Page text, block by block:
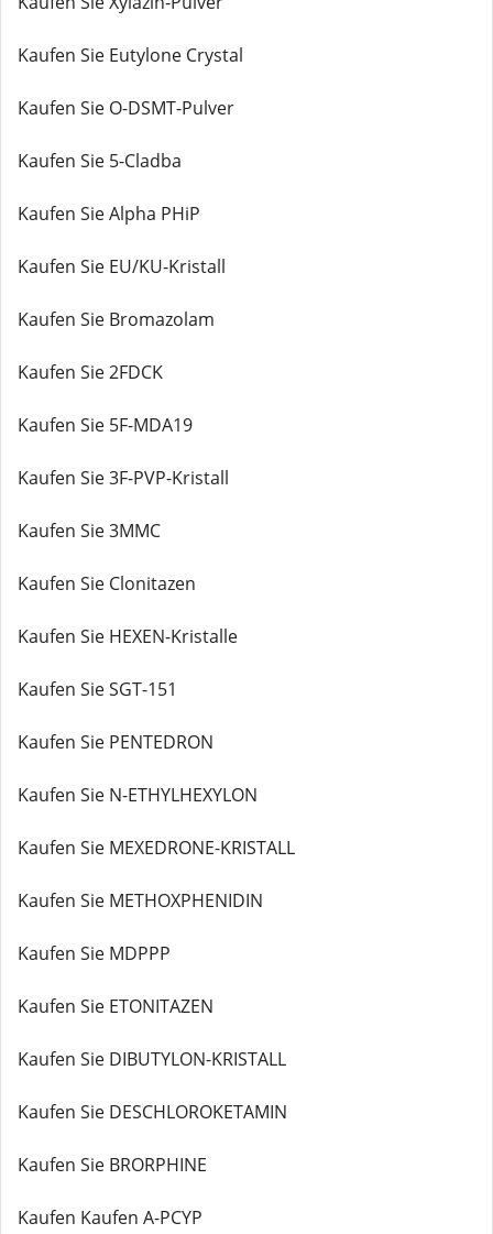
Kaufen Sie Eutylone Crystal
Kaufen Sie O-DSMT-Pulver
Kaufen Sie 5-Cladba
Kaufen Sie Alpha PHiP
Kaufen Sie EU/KU-Kristall
Kaufen Sie Bromazolam
Kaufen Sie 2FDCK
Kaufen Sie 5F-MDA19
Kaufen Sie 3F-PVP-Kristall
Kaufen Sie 3MMC
Kaufen Sie Clonitazen
Kaufen Sie HEXEN-Kristalle
Kaufen Sie SGT-151
Kaufen Sie PENTEDRON
Kaufen Sie N-ETHYLHEXYLON
Kaufen Sie MEXEDRONE-KRISTALL
Kaufen Sie METHOXPHENIDIN
Kaufen Sie MDPPP
Kaufen Sie ETONITAZEN
Kaufen Sie DIBUTYLON-KRISTALL
Kaufen Sie DESCHLOROKETAMIN
Kaufen Sie BRORPHINE
Kaufen Kaufen A-PCYP